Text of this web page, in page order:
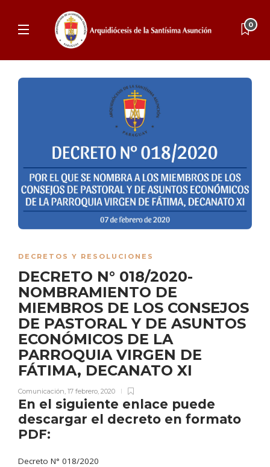
0
DECRETOS Y RESOLUCIONES
DECRETO N° 018/2020-
NOMBRAMIENTO DE
MIEMBROS DE LOS CONSEJOS
DE PASTORAL Y DE ASUNTOS
ECONÓMICOS DE LA
PARROQUIA VIRGEN DE
FÁTIMA, DECANATO XI
Comunicación 17 febrero, 2020
En el siguiente enlace puede
descargar el decreto en formato
PDF:
Decreto N° 018/2020